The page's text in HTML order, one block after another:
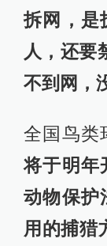
拆网，是
人，还要
不到网，
全国鸟类
将于明年
动物保护
用的捕猎